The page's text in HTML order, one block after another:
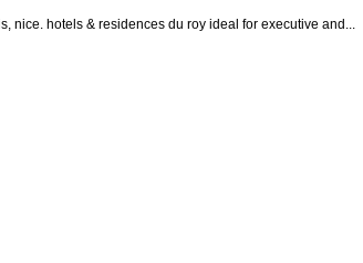
nice. hotels & residences du roy ideal for executive and...